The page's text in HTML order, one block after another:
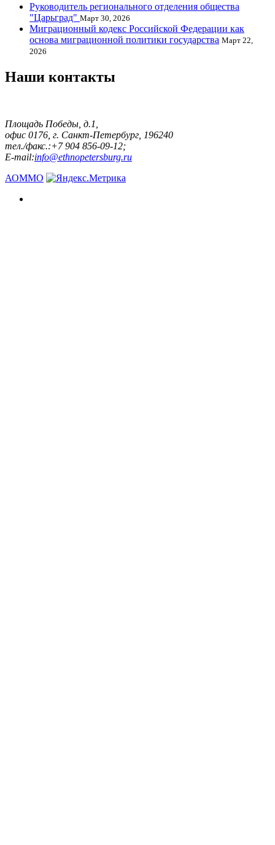
Руководитель регионального отделения общества
"Царьград" Март 30, 2026
Миграционный кодекс Российской Федерации как
основа миграционной политики государства Март 22,
2026
Наши контакты
Площадь Победы, д.1,
офис 0176, г. Санкт-Петербург, 196240
тел./факс.:+7 904 856-09-12;
E-mail:info@ethnopetersburg.ru
АОММО